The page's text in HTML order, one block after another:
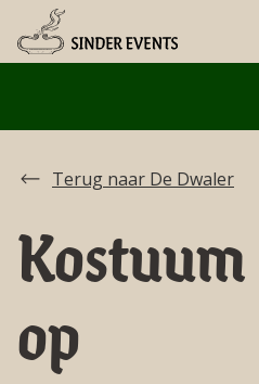
Terug naar De Dwaler
Kostuum
op